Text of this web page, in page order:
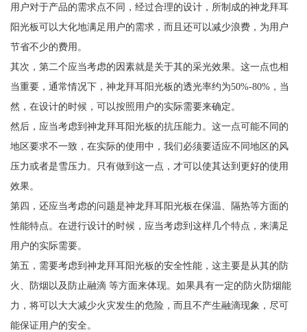
用户对于产品的需求点不同，经过合理的设计，所制成的神龙拜耳
阳光板可以大化地满足用户的需求，而且还可以减少浪费，为用户
节省不少的费用。
其次，第二个应当考虑的因素就是关于其的采光效果。这一点也相
当重要，通常情况下，神龙拜耳阳光板的透光率约为50%-80%，当
然，在设计的时候，可以按照用户的实际需要来确定。
然后，应当考虑到神龙拜耳阳光板的抗压能力。这一点可能不同的
地区要求不一致，在实际的使用中，我们必须要适应不同地区的风
压力或者是雪压力。只有做到这一点，才可以使其达到更好的使用
效果。
第四，还应当考虑的问题是神龙拜耳阳光板在保温、隔热等方面的
性能特点。在进行设计的时候，应当考虑到这样几个特点，来满足
用户的实际需要。
第五，需要考虑到神龙拜耳阳光板的安全性能，这主要是从其的防
火、防烟以及防止融滴 等方面来体现。如果具有一定的防火防烟能
力，将可以大大减少火灾发生的危险，而且不产生融滴现象，尽可
能保证用户的安全。